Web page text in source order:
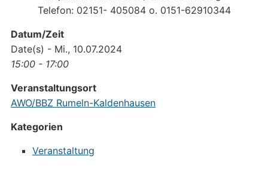
Telefon: 02151- 405084 o. 0151-62910344
Datum/Zeit
Date(s) - Mi., 10.07.2024
15:00 - 17:00
Veranstaltungsort
AWO/BBZ Rumeln-Kaldenhausen
Kategorien
Veranstaltung